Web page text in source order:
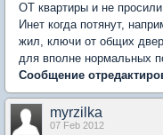
ОТ квартиры и не
Инет когда потянут,
жил, ключи от общих
для вполне нормальных
Сообщение
myrzilka
07 Feb 2012